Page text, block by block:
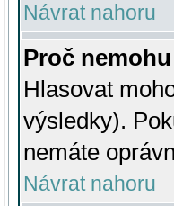
Návrat nahoru
Proč
Hlasovat
výsledky).
nemáte
Návrat nahoru